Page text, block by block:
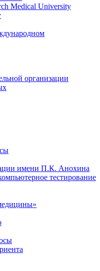
Medical University
организации
имени П.К. Анохина
тестирование